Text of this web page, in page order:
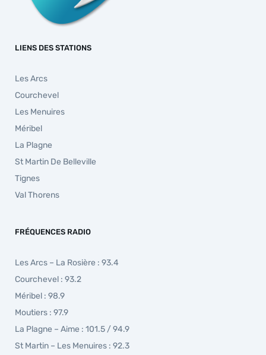
LIENS DES STATIONS
Les Arcs
Courchevel
Les Menuires
Méribel
La Plagne
St Martin De Belleville
Tignes
Val Thorens
FRÉQUENCES RADIO
Les Arcs – La Rosière : 93.4
Courchevel : 93.2
Méribel : 98.9
Moutiers : 97.9
La Plagne – Aime : 101.5 / 94.9
St Martin – Les Menuires : 92.3